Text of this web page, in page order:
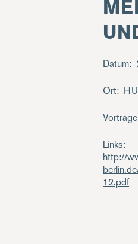
Datum
Ort
Links
http://
12.pdf